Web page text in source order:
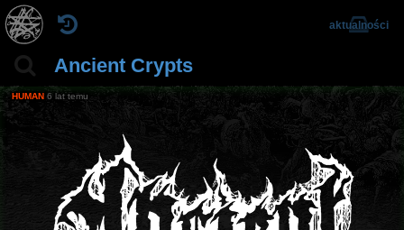
Ancient Crypts
aktualności
HUMAN 6 lat temu